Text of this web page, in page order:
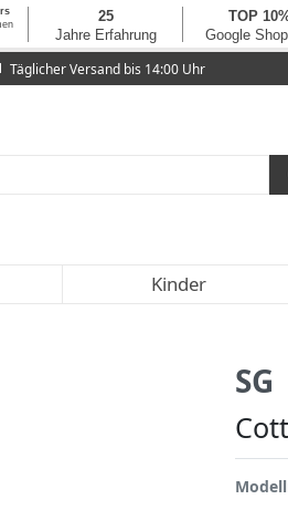
Täglicher Versand bis 14:00 Uhr
Kinder
SG